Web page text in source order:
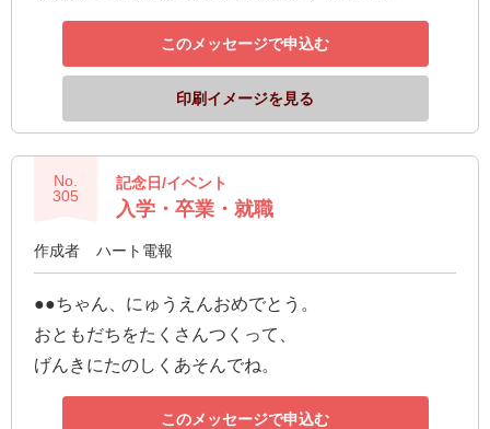
このメッセージで申込む
印刷イメージを見る
No.
305
記念日/イベント
入学・卒業・就職
作成者 ハート電報
●●ちゃん、にゅうえんおめでとう。
おともだちをたくさんつくって、
げんきにたのしくあそんでね。
このメッセージで申込む